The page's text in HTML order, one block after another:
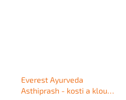
Everest Ayurveda
Asthiprash - kosti a klouby